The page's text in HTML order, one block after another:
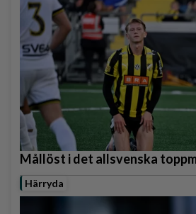
Mållöst i det allsvenska
Härryda